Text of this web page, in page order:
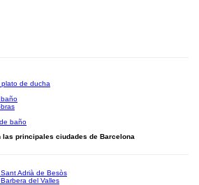
de ducha
baño
las principales ciudades de Barcelona
Adrià de Besòs
del Valles